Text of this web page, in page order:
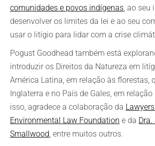
comunidades e povos indígenas, ao seu
desenvolver os limites da lei e ao seu
usar o litígio para lidar com a crise
Pogust Goodhead também está
introduzir os Direitos da Natureza em
América Latina, em relação às florestas,
Inglaterra e no País de Gales, em
isso, agradece a colaboração da
Environmental Law Foundation e da
Smallwood, entre muitos outros.